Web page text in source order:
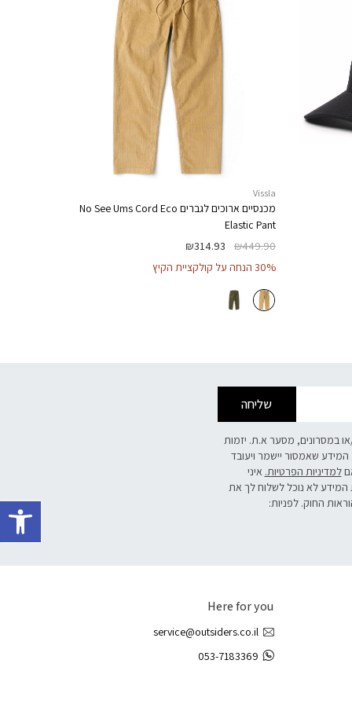
Vissla
מכנסיים ארוכים לגברים No See Ums Cord Eco
Elastic Pant
₪449.90
₪314.93
30% הנחה על קולקציית הקיץ
שליחה
או במסרונים, מסער א.ת. יזמות
. המידע שאמסור יישמר ויעובד
למדיניות הפרטיות. איני
המידע לא נוכל לשלוח לך את
החוק. לפניות:
Here for you
service@outsiders.co.il
053-7183369